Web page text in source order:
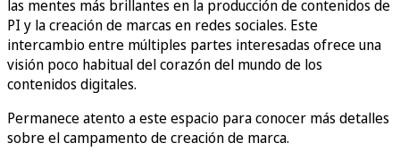
las mentes más brillantes en la producción de contenidos de
PI y la creación de marcas en redes sociales. Este
intercambio entre múltiples partes interesadas ofrece una
visión poco habitual del corazón del mundo de los
contenidos digitales.
Permanece atento a este espacio para conocer más detalles
sobre el campamento de creación de marca.